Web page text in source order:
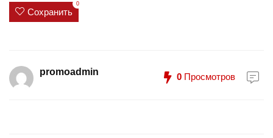
Сохранить
0
promoadmin 0 Просмотров